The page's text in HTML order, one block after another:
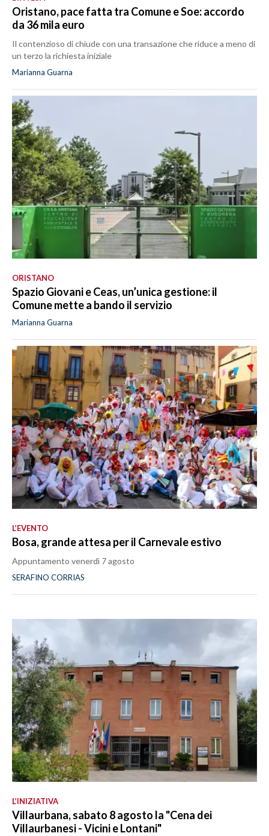
Oristano, pace fatta tra Comune e Soe: accordo
da 36 mila euro
Il contenzioso di chiude con una transazione che riduce a meno di
un terzo la richiesta iniziale
Marianna Guarna
ORISTANO
Spazio Giovani e Ceas, un’unica gestione: il
Comune mette a bando il servizio
Marianna Guarna
L’EVENTO
Bosa, grande attesa per il Carnevale estivo
Appuntamento venerdì 7 agosto
SERAFINO CORRIAS
L’INIZIATIVA
Villaurbana, sabato 8 agosto la "Cena dei
Villaurbanesi - Vicini e Lontani"